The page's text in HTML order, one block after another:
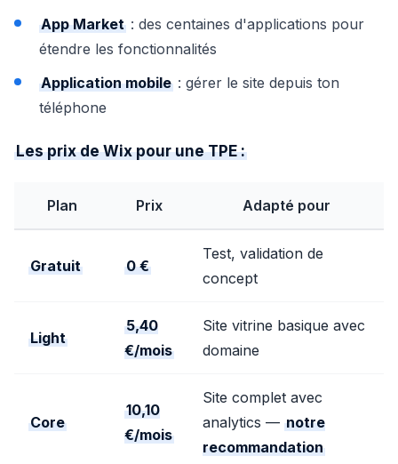
App Market : des centaines d'applications pour
étendre les fonctionnalités
Application mobile : gérer le site depuis ton
téléphone
Les prix de Wix pour une TPE :
Plan Prix Adapté pour
Gratuit 0 €
Test, validation de
concept
Light
5,40
€/mois
Site vitrine basique avec
domaine
Core
10,10
€/mois
Site complet avec
analytics — notre
recommandation